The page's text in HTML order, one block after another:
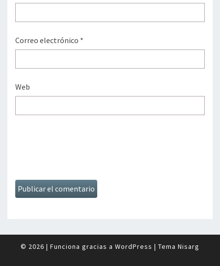
Correo electrónico *
Web
© 2026 | Funciona gracias a WordPress | Tema Nisarg